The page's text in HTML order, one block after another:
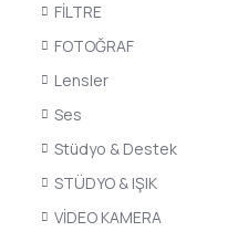
FİLTRE
FOTOĞRAF
Lensler
Ses
Stüdyo & Destek
STÜDYO & IŞIK
VİDEO KAMERA